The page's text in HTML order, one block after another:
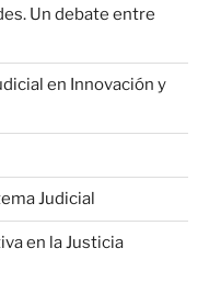
Un debate entre
en Innovación y
Judicial
en la Justicia